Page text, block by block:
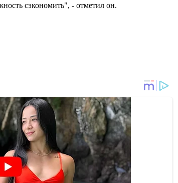
сэкономить", - отметил он.